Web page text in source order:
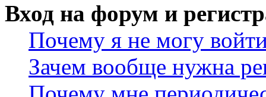
Вход на форум и
Почему я не могу
Зачем вообще нужна